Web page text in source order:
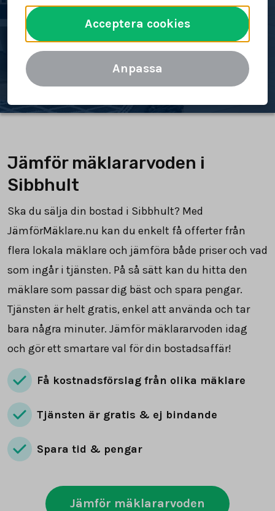
Spara tid och pengar
Jämför mäklararvoden
Jämför mäklararvoden i
Sibbhult
Ska du sälja din bostad i Sibbhult? Med
JämförMäklare.nu kan du enkelt få offerter från
flera lokala mäklare och jämföra både priser och vad
som ingår i tjänsten. På så sätt kan du hitta den
mäklare som passar dig bäst och spara pengar.
Tjänsten är helt gratis, enkel att använda och tar
bara några minuter. Jämför mäklararvoden idag
och gör ett smartare val för din bostadsaffär!
Få kostnadsförslag från olika mäklare
Tjänsten är gratis & ej bindande
Spara tid & pengar
Jämför mäklararvoden
Acceptera cookies
Anpassa